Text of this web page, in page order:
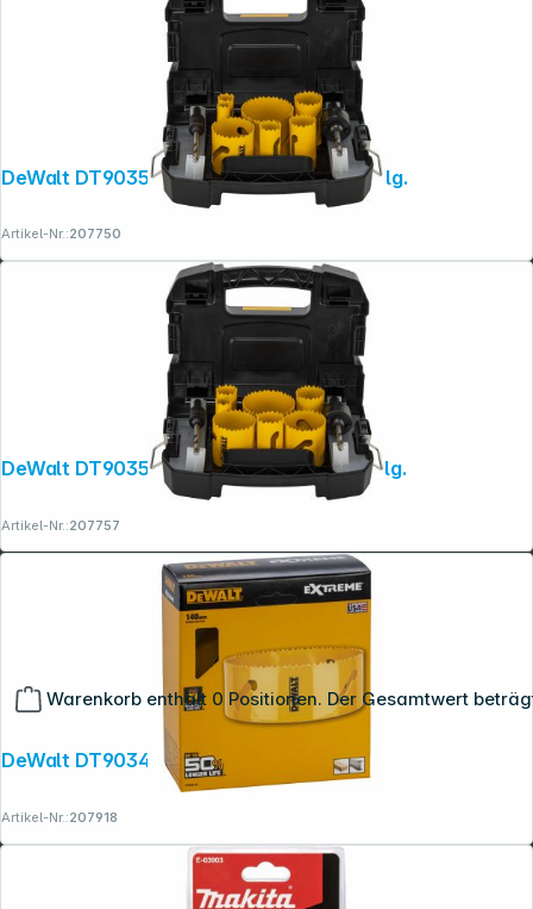
Warenkorb enthält 0 Positionen. Der Gesamtwert
DeWalt DT90354-QZ Lochsägen-Set 11-tlg.
Artikel-Nr.:207750
DeWalt DT90352-QZ Lochsägen-Set 11-tlg.
Artikel-Nr.:207757
DeWalt DT90345-QZ Lochsäge 140mm
Artikel-Nr.:207918